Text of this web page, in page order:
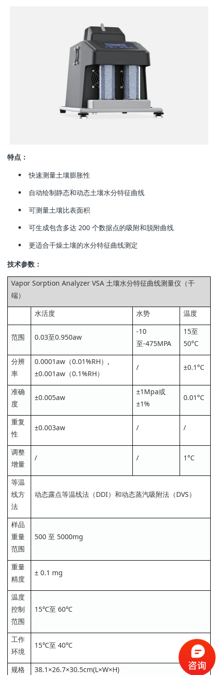
特点：
快速测量土壤膨胀性
自动绘制静态和动态土壤水分特征曲线
可测量土壤比表面积
可生成包含多达 200 个数据点的吸附和脱附曲线
更适合干燥土壤的水分特征曲线测定
技术参数：
Vapor Sorption Analyzer VSA 土壤水分特征曲线测量仪（干
端）
水活度
水势 温度
范围 0.03至0.950aw
-10
至-475MPA
15至
50°C
分辨
率
0.0001aw（0.01%RH）,
±0.001aw（0.1%RH）
/ ±0.1°C
准确
度
±0.005aw
±1Mpa或
±1%
0.01°C
重复
性
±0.003aw / /
调整
增量
/ / 1°C
等温
线方
法
动态露点等温线法（DDI）和动态蒸汽吸附法（DVS）
样品
重量
范围
500 至 5000mg
重量
精度
± 0.1 mg
温度
控制
范围
15℃至 60℃
工作
环境
15℃至 40℃
规格 38.1×26.7×30.5cm(L×W×H)